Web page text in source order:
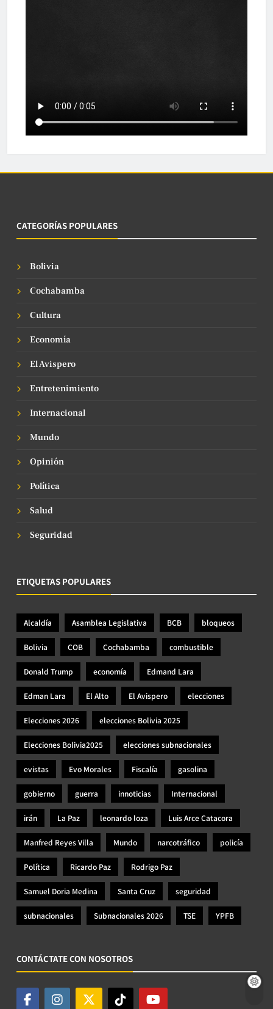
CATEGORÍAS POPULARES
Bolivia
Cochabamba
Cultura
Economía
El Avispero
Entretenimiento
Internacional
Mundo
Opinión
Política
Salud
Seguridad
ETIQUETAS POPULARES
Alcaldía Asamblea Legislativa BCB bloqueos
Bolivia COB Cochabamba combustible
Donald Trump economía Edmand Lara
Edman Lara El Alto El Avispero elecciones
Elecciones 2026 elecciones Bolivia 2025
Elecciones Bolivia2025 elecciones subnacionales
evistas Evo Morales Fiscalía gasolina
gobierno guerra innoticias Internacional
irán La Paz leonardo loza Luis Arce Catacora
Manfred Reyes Villa Mundo narcotráfico policía
Política Ricardo Paz Rodrigo Paz
Samuel Doria Medina Santa Cruz seguridad
subnacionales Subnacionales 2026 TSE YPFB
CONTÁCTATE CON NOSOTROS